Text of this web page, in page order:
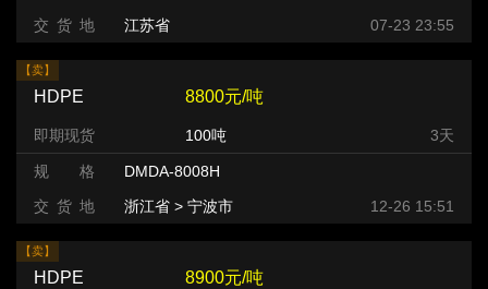
交 货 地
江苏省 07-23 23:55
【卖】
HDPE 8800元/吨
即期现货 100吨 3天
规 格
DMDA-8008H
交 货 地
浙江省 > 宁波市 12-26 15:51
【卖】
HDPE 8900元/吨